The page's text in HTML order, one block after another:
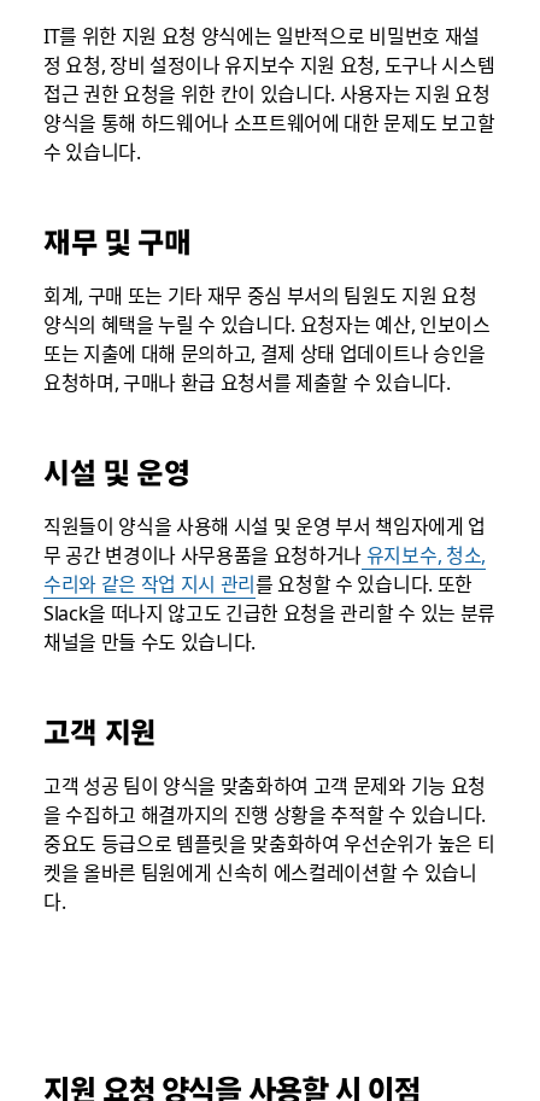
IT를 위한 지원 요청 양식에는 일반적으로 비밀번호 재설
정 요청, 장비 설정이나 유지보수 지원 요청, 도구나 시스템
접근 권한 요청을 위한 칸이 있습니다. 사용자는 지원 요청
양식을 통해 하드웨어나 소프트웨어에 대한 문제도 보고할
수 있습니다.
재무 및 구매
회계, 구매 또는 기타 재무 중심 부서의 팀원도 지원 요청
양식의 혜택을 누릴 수 있습니다. 요청자는 예산, 인보이스
또는 지출에 대해 문의하고, 결제 상태 업데이트나 승인을
요청하며, 구매나 환급 요청서를 제출할 수 있습니다.
시설 및 운영
직원들이 양식을 사용해 시설 및 운영 부서 책임자에게 업
무 공간 변경이나 사무용품을 요청하거나유지보수, 청소,
수리와 같은 작업 지시 관리를 요청할 수 있습니다. 또한
Slack을 떠나지 않고도 긴급한 요청을 관리할 수 있는 분류
채널을 만들 수도 있습니다.
고객 지원
고객 성공 팀이 양식을 맞춤화하여 고객 문제와 기능 요청
을 수집하고 해결까지의 진행 상황을 추적할 수 있습니다.
중요도 등급으로 템플릿을 맞춤화하여 우선순위가 높은 티
켓을 올바른 팀원에게 신속히 에스컬레이션할 수 있습니
다.
지원 요청 양식을 사용할 시 이점